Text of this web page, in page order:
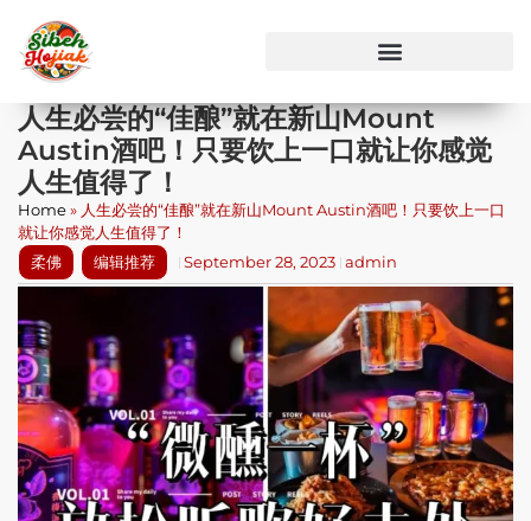
人生必尝的“佳酿”就在新山Mount
Austin酒吧！只要饮上一口就让你感觉
人生值得了！
Home» 人生必尝的“佳酿”就在新山Mount Austin酒吧！只要饮上一口
就让你感觉人生值得了！
柔佛
编辑推荐 September 28, 2023 admin